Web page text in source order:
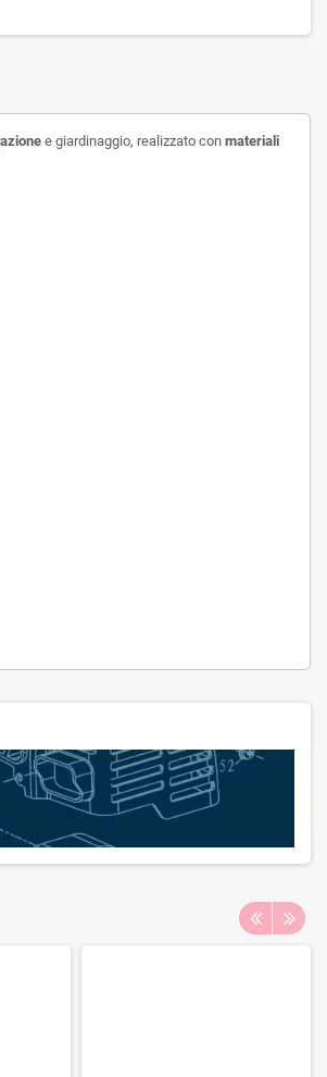
e giardinaggio, realizzato con materiali